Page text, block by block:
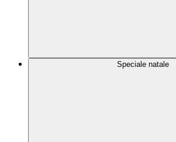
Speciale natale